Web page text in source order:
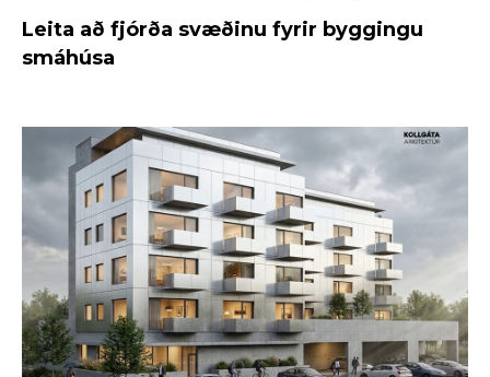
Leita að fjórða svæðinu fyrir byggingu
smáhúsa